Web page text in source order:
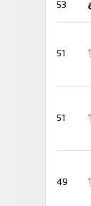
53
51
51
49